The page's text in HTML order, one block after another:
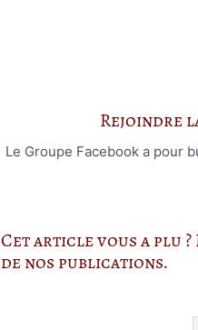
Rejoindre
Le Groupe Facebook a pour
Cet article vous a plu
de nos publications.